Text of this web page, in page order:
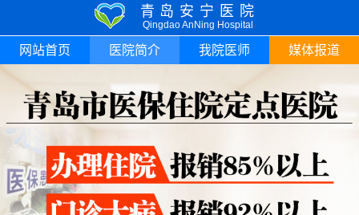
青岛安宁医院
Qingdao AnNing Hospital
网站首页 医院简介 我院医师 媒体报道